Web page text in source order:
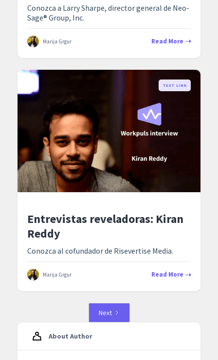
Conozca a Larry Sharpe, director general de Neo-
Sage® Group, Inc.
Marija Grgur Read More
TEXT LINK
Entrevistas reveladoras: Kiran
Reddy
Conozca al cofundador de Risevertise Media.
Marija Grgur Read More
Next
About Author